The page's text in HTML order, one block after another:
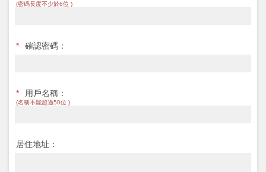
(密碼長度不少於6位 )
* 確認密碼：
* 用戶名稱：
(名稱不能超過50位 )
居住地址：